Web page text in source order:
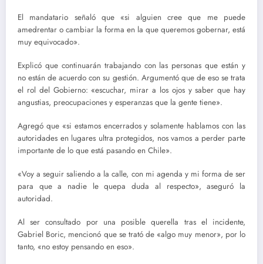
El mandatario señaló que «si alguien cree que me puede
amedrentar o cambiar la forma en la que queremos gobernar, está
muy equivocado».
Explicó que continuarán trabajando con las personas que están y
no están de acuerdo con su gestión. Argumentó que de eso se trata
el rol del Gobierno: «escuchar, mirar a los ojos y saber que hay
angustias, preocupaciones y esperanzas que la gente tiene».
Agregó que «si estamos encerrados y solamente hablamos con las
autoridades en lugares ultra protegidos, nos vamos a perder parte
importante de lo que está pasando en Chile».
«Voy a seguir saliendo a la calle, con mi agenda y mi forma de ser
para que a nadie le quepa duda al respecto», aseguró la
autoridad.
Al ser consultado por una posible querella tras el incidente,
Gabriel Boric, mencionó que se trató de «algo muy menor», por lo
tanto, «no estoy pensando en eso».